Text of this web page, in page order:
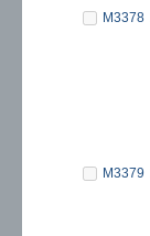
M3378
M3379